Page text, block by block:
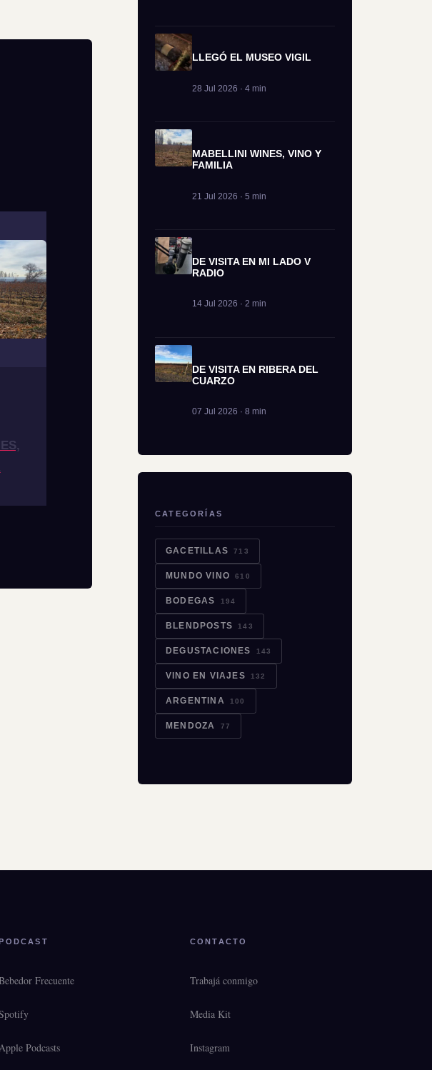
LLEGÓ EL MUSEO VIGIL
28 Jul 2026 · 4 min
MABELLINI WINES, VINO Y
FAMILIA
21 Jul 2026 · 5 min
DE VISITA EN MI LADO V
RADIO
14 Jul 2026 · 2 min
DE VISITA EN RIBERA DEL
CUARZO
07 Jul 2026 · 8 min
CATEGORÍAS
GACETILLAS 713
MUNDO VINO 610
BODEGAS 194
BLENDPOSTS 143
DEGUSTACIONES 143
VINO EN VIAJES 132
ARGENTINA 100
MENDOZA 77
Frecuente
Podcasts
CONTACTO
Trabajá conmigo
Media Kit
Instagram